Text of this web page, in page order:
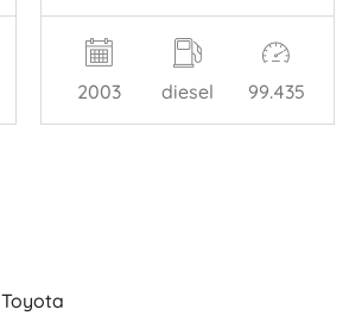
2003 diesel 99.435
Toyota